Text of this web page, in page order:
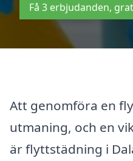
Få 3 erbjudanden,
Att genomföra en
utmaning, och en
är flyttstädning i